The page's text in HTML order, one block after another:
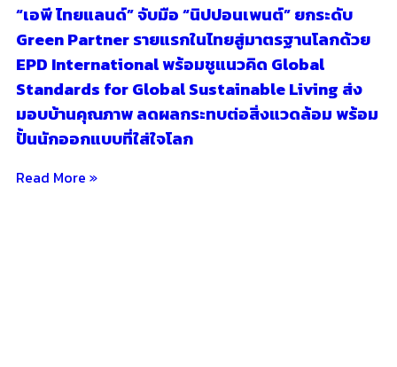
“เอพี ไทยแลนด์” จับมือ “นิปปอนเพนต์” ยกระดับ
Green Partner รายแรกในไทยสู่มาตรฐานโลกด้วย
EPD International พร้อมชูแนวคิด Global
Standards for Global Sustainable Living ส่ง
มอบบ้านคุณภาพ ลดผลกระทบต่อสิ่งแวดล้อม พร้อม
ปั้นนักออกแบบที่ใส่ใจโลก
Read More »